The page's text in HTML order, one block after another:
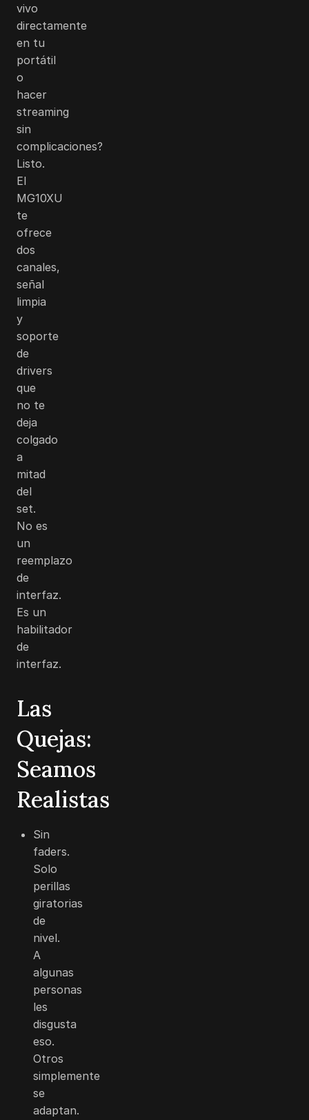
vivo
directamente
en tu
portátil
o
hacer
streaming
sin
complicaciones?
Listo.
El
MG10XU
te
ofrece
dos
canales,
señal
limpia
y
soporte
de
drivers
que
no te
deja
colgado
a
mitad
del
set.
No es
un
reemplazo
de
interfaz.
Es un
habilitador
de
interfaz.
Las
Quejas:
Seamos
Realistas
Sin
faders.
Solo
perillas
giratorias
de
nivel.
A
algunas
personas
les
disgusta
eso.
Otros
simplemente
se
adaptan.